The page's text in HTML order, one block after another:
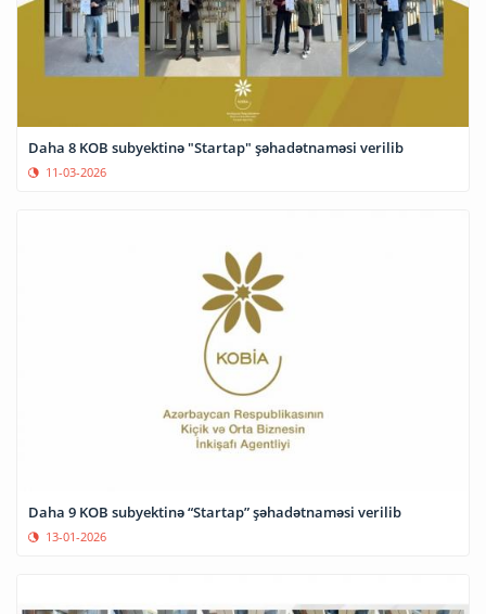
Daha 8 KOB subyektinə "Startap" şəhadətnaməsi verilib
11-03-2026
Daha 9 KOB subyektinə “Startap” şəhadətnaməsi verilib
13-01-2026